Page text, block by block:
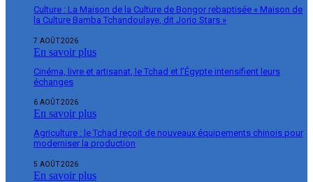
Culture : La Maison de la Culture de Bongor rebaptisée « Maison de
la Culture Bamba Tchandoulaye, dit Jorio Stars »
7 AOÛT 2026
En savoir plus
Cinéma, livre et artisanat, le Tchad et l’Égypte intensifient leurs
échanges
6 AOÛT 2026
En savoir plus
Agriculture : le Tchad reçoit de nouveaux équipements chinois pour
moderniser la production
5 AOÛT 2026
En savoir plus